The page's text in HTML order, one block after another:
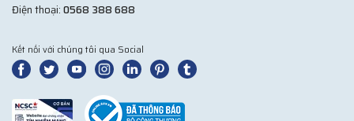
Điện thoại:0568 388 688
Kết nối với chúng tôi qua Social